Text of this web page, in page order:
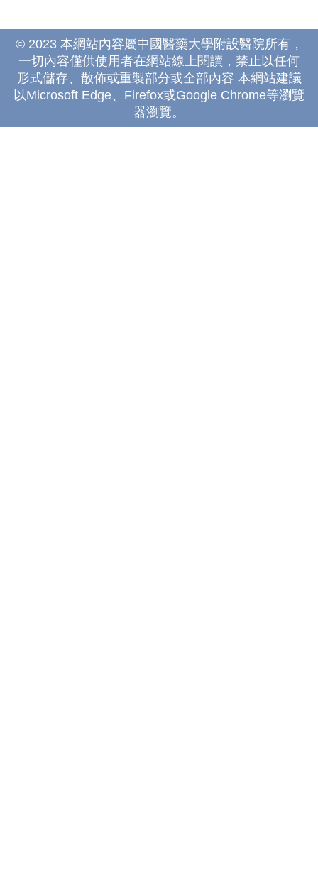
© 2023 本網站內容屬中國醫藥大學附設醫院所有，
一切內容僅供使用者在網站線上閱讀，禁止以任何
形式儲存、散佈或重製部分或全部內容 本網站建議
以Microsoft Edge、Firefox或Google Chrome等瀏覽
器瀏覽。